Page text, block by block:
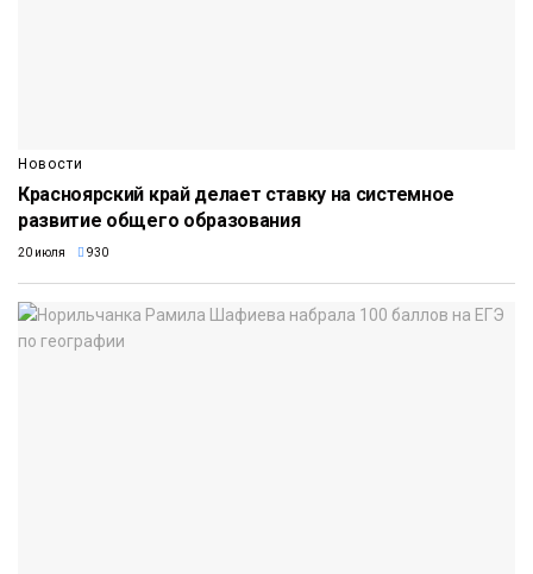
Новости
Красноярский край делает ставку на системное
развитие общего образования
20 июля 930